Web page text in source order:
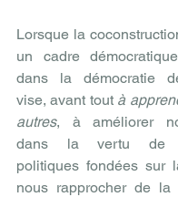
Lorsque la
un cadre
dans la démocratie
vise, avant tout à
autres, à améliorer
dans la vertu de
politiques fondées sur
nous rapprocher de la